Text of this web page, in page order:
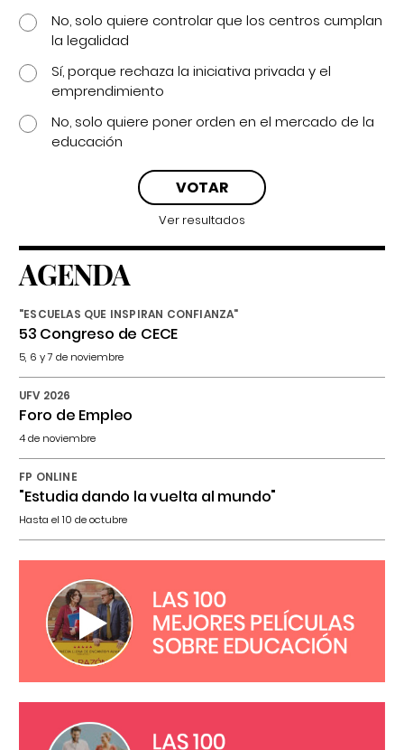
No, solo quiere controlar que los centros cumplan
la legalidad
Sí, porque rechaza la iniciativa privada y el
emprendimiento
No, solo quiere poner orden en el mercado de la
educación
Ver resultados
AGENDA
"ESCUELAS QUE INSPIRAN CONFIANZA"
53 Congreso de CECE
5, 6 y 7 de noviembre
UFV 2026
Foro de Empleo
4 de noviembre
FP ONLINE
"Estudia dando la vuelta al mundo"
Hasta el 10 de octubre